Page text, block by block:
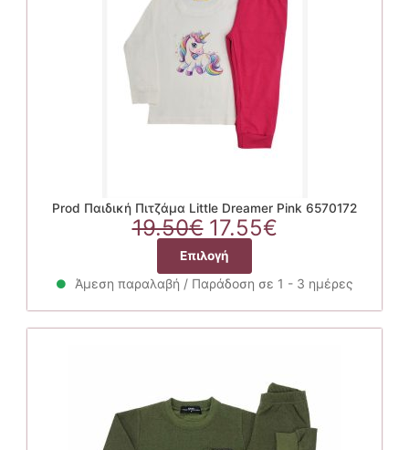
Prod Παιδική Πιτζάμα Little Dreamer Pink 6570172
19.50€ Original
price
was:
19.50€.
17.55€Η
είναι:
17.55€.
Επιλογή
προϊόν
έχει
πολλαπλές
επιλογές
μπορούν
Άμεση παραλαβή / Παράδοση σε 1 - 3 ημέρες